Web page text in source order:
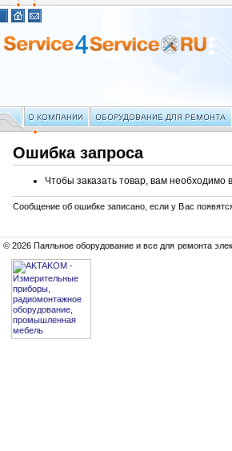
Ошибка запроса
Чтобы заказать товар, вам
Сообщение об ошибке записано, если у Вас
© 2026 Паяльное оборудование и все для ремонта